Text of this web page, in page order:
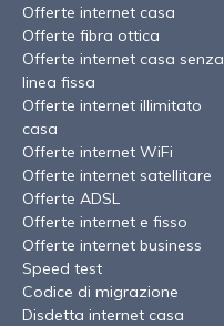
Offerte internet casa
Offerte fibra ottica
Offerte internet casa senza
linea fissa
Offerte internet illimitato
casa
Offerte internet WiFi
Offerte internet satellitare
Offerte ADSL
Offerte internet e fisso
Offerte internet business
Speed test
Codice di migrazione
Disdetta internet casa